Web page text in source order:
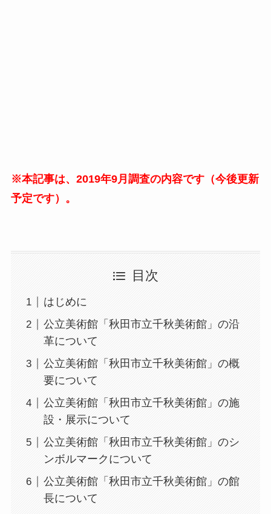
※本記事は、2019年9月調査の内容です（今後更新
予定です）。
目次
はじめに
公立美術館「秋田市立千秋美術館」の沿
革について
公立美術館「秋田市立千秋美術館」の概
要について
公立美術館「秋田市立千秋美術館」の施
設・展示について
公立美術館「秋田市立千秋美術館」のシ
ンボルマークについて
公立美術館「秋田市立千秋美術館」の館
長について